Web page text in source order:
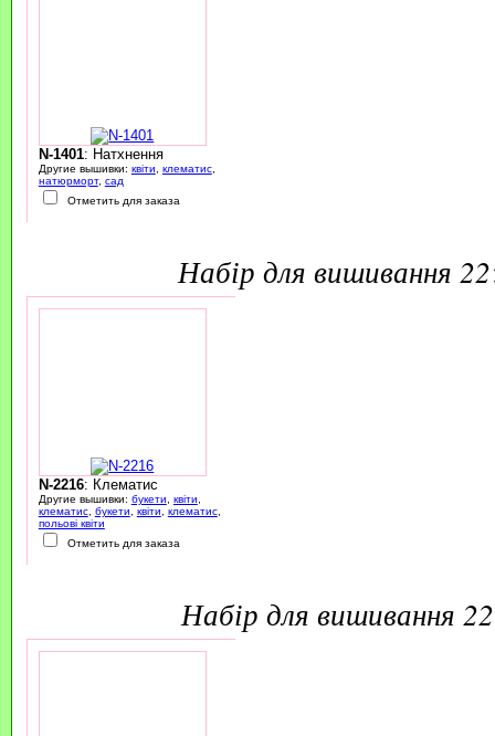
N-1401: Натхнення
Другие вышивки: квіти, клематис,
натюрморт, сад
Отметить для заказа
набір для вишивання
N-2216: Клематис
Другие вышивки: букети квіти
клематис, букети квіти клематис,
польові квіти
Отметить для заказа
набір для вишивання